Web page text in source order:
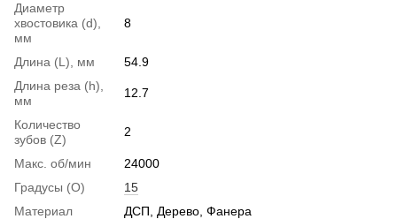
Диаметр
хвостовика (d),
мм
8
Длина (L), мм
54.9
Длина реза (h),
мм
12.7
Количество
зубов (Z)
2
Макс. об/мин
24000
Градусы (О)
15
Материал
ДСП, Дерево, Фанера